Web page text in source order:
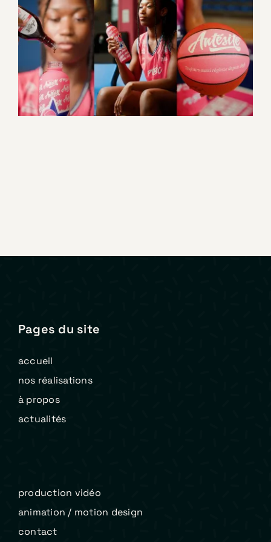
Partenariat Antésite X PVBC
Promotionnel
Pages du site
accueil
nos réalisations
à propos
actualités
production vidéo
animation / motion design
contact